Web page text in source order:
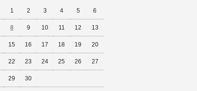
1 2 3 4 5 6
8 9 10 11 12 13
15 16 17 18 19 20
22 23 24 25 26 27
29 30